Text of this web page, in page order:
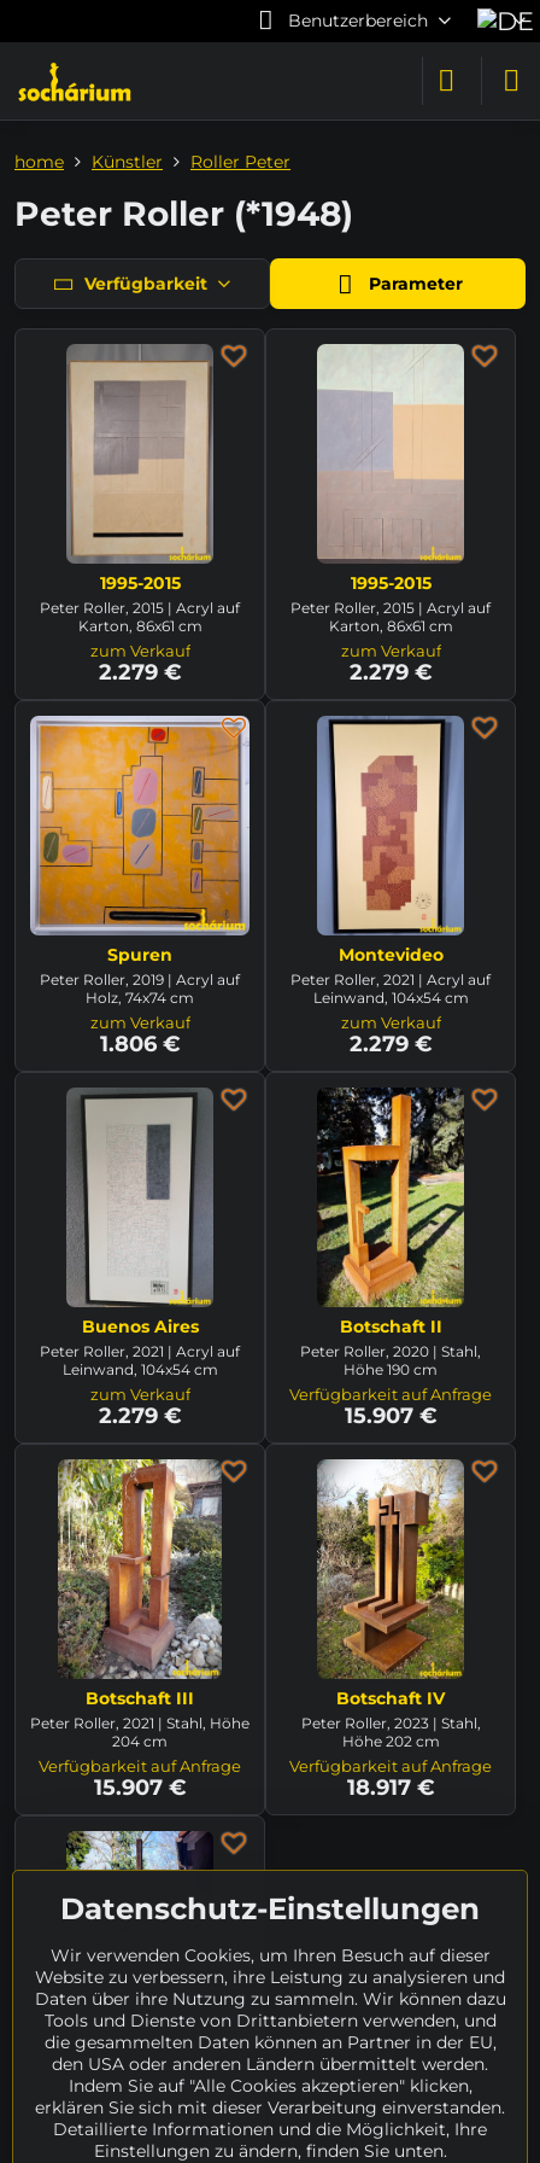
Benutzerbereich
home Künstler Roller Peter
Peter Roller (*1948)
Verfügbarkeit Parameter
1995-2015
Peter Roller, 2015 | Acryl auf
Karton, 86x61 cm
zum Verkauf
2.279 €
1995-2015
Peter Roller, 2015 | Acryl auf
Karton, 86x61 cm
zum Verkauf
2.279 €
Spuren
Peter Roller, 2019 | Acryl auf
Holz, 74x74 cm
zum Verkauf
1.806 €
Montevideo
Peter Roller, 2021 | Acryl auf
Leinwand, 104x54 cm
zum Verkauf
2.279 €
Buenos Aires
Peter Roller, 2021 | Acryl auf
Leinwand, 104x54 cm
zum Verkauf
2.279 €
Botschaft II
Peter Roller, 2020 | Stahl,
Höhe 190 cm
Verfügbarkeit auf Anfrage
15.907 €
Botschaft III
Peter Roller, 2021 | Stahl, Höhe
204 cm
Verfügbarkeit auf Anfrage
15.907 €
Botschaft IV
Peter Roller, 2023 | Stahl,
Höhe 202 cm
Verfügbarkeit auf Anfrage
18.917 €
Botschaft V
Peter Roller, 2023 | Stahl,
Höhe 225 cm
Verfügbarkeit auf Anfrage
Datenschutz-Einstellungen
Wir verwenden Cookies, um Ihren Besuch auf dieser
Website zu verbessern, ihre Leistung zu analysieren und
Daten über ihre Nutzung zu sammeln. Wir können dazu
Tools und Dienste von Drittanbietern verwenden, und
die gesammelten Daten können an Partner in der EU,
den USA oder anderen Ländern übermittelt werden.
Indem Sie auf "Alle Cookies akzeptieren" klicken,
erklären Sie sich mit dieser Verarbeitung einverstanden.
Detaillierte Informationen und die Möglichkeit, Ihre
Einstellungen zu ändern, finden Sie unten.